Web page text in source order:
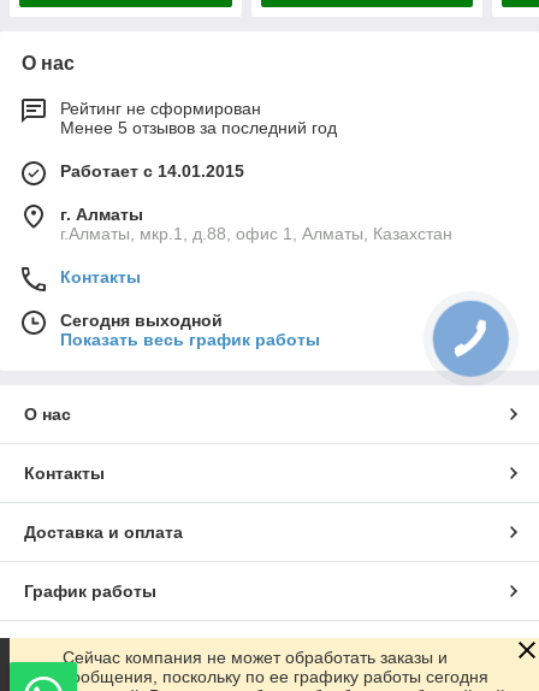
О нас
Рейтинг не сформирован
Менее 5 отзывов за последний год
Работает с 14.01.2015
г. Алматы
г.Алматы, мкр.1, д.88, офис 1, Алматы, Казахстан
Контакты
Сегодня выходной
Показать весь график работы
О нас
Контакты
Доставка и оплата
График работы
Полная версия сайта
Сейчас компания не может обработать заказы и
сообщения, поскольку по ее графику работы сегодня